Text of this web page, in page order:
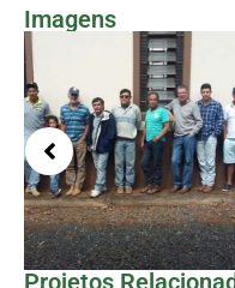
Imagens
Projetos